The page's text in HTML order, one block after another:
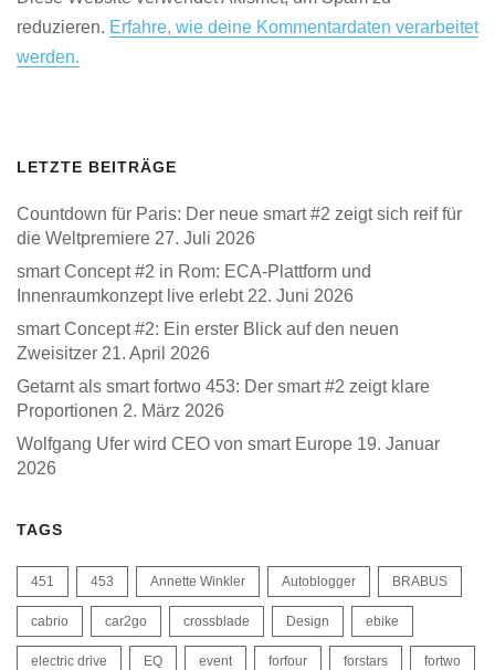
reduzieren. Erfahre, wie deine Kommentardaten verarbeitet
werden.
LETZTE BEITRÄGE
Countdown für Paris: Der neue smart #2 zeigt sich reif für
die Weltpremiere 27. Juli 2026
smart Concept #2 in Rom: ECA-Plattform und
Innenraumkonzept live erlebt 22. Juni 2026
smart Concept #2: Ein erster Blick auf den neuen
Zweisitzer 21. April 2026
Getarnt als smart fortwo 453: Der smart #2 zeigt klare
Proportionen 2. März 2026
Wolfgang Ufer wird CEO von smart Europe 19. Januar
2026
TAGS
451 453 Annette Winkler Autoblogger BRABUS
cabrio car2go crossblade Design ebike
electric drive EQ event forfour forstars fortwo